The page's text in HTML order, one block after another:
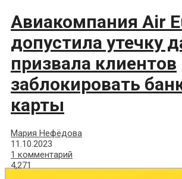
Авиакомпания Air
допустила утечку
призвала клиентов
заблокировать
карты
Мария Нефёдова
11.10.2023
1 комментарий
4,271